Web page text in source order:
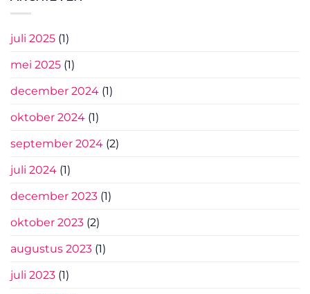
juli 2025 (1)
mei 2025 (1)
december 2024 (1)
oktober 2024 (1)
september 2024 (2)
juli 2024 (1)
december 2023 (1)
oktober 2023 (2)
augustus 2023 (1)
juli 2023 (1)